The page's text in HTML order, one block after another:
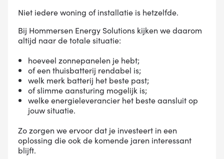
Niet iedere woning of installatie is hetzelfde.
Bij Hommersen Energy Solutions kijken we daarom
altijd naar de totale situatie:
hoeveel zonnepanelen je hebt;
of een thuisbatterij rendabel is;
welk merk batterij het beste past;
of slimme aansturing mogelijk is;
welke energieleverancier het beste aansluit op
jouw situatie.
Zo zorgen we ervoor dat je investeert in een
oplossing die ook de komende jaren interessant
blijft.